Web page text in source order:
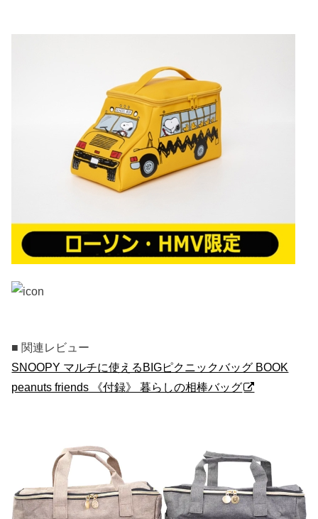
■ 関連レビュー
SNOOPY マルチに使えるBIGピクニックバッグ BOOK
peanuts friends 《付録》 暮らしの相棒バッグ